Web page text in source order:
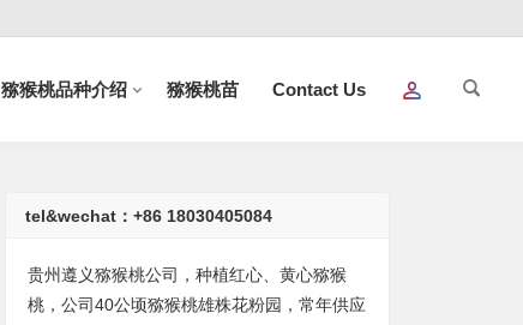
猕猴桃品种介绍 猕猴桃苗 Contact Us
tel&wechat：+86 18030405084
贵州遵义猕猴桃公司，种植红心、黄心猕猴
桃，公司40公顷猕猴桃雄株花粉园，常年供应